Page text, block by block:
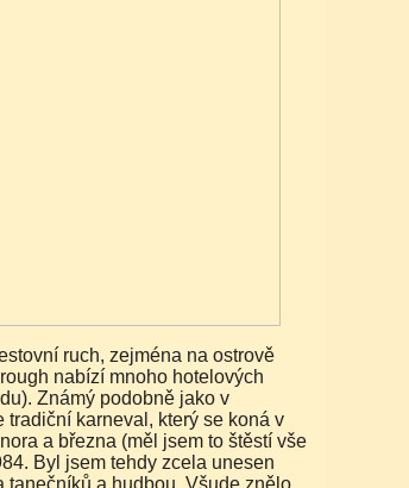
nabízí mnoho hotelových
Známý podobně jako v
tradiční karneval, který se koná v
a března (měl jsem to štěstí vše
Byl jsem tehdy zcela unesen
tanečníků a hudbou. Všude znělo